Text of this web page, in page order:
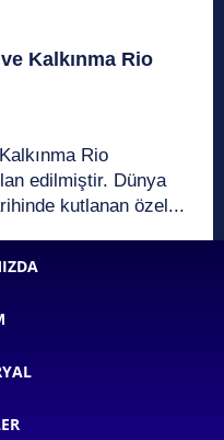
Kalkınma Rio
Rio
Dünya
kutlanan özel...